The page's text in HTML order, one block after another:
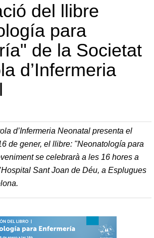
del llibre
para
de la Societat
d’Infermeria
d’Infermeria Neonatal presenta el
de gener, el llibre: "Neonatología para
se celebrarà a les 16 hores a
Sant Joan de Déu, a Esplugues